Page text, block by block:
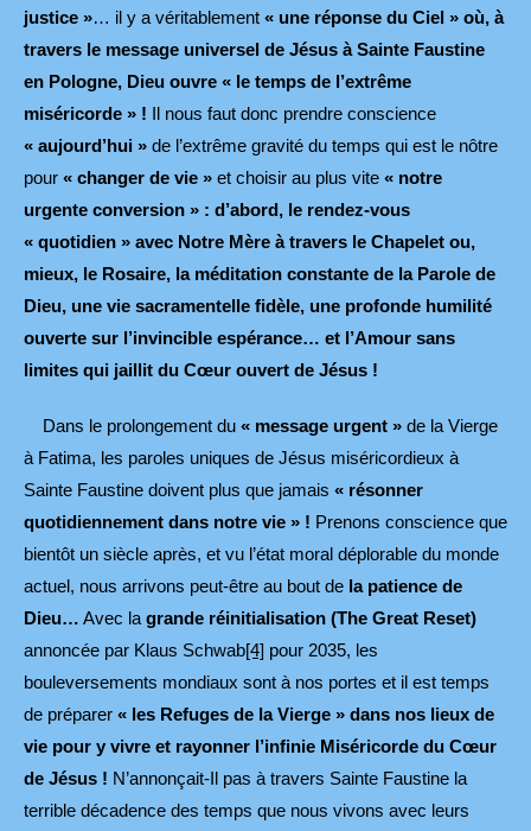
justice »… il y a véritablement « une réponse du Ciel » où, à
travers le message universel de Jésus à Sainte Faustine
en Pologne, Dieu ouvre « le temps de l’extrême
miséricorde » !
Il nous faut donc prendre conscience
« aujourd’hui » de l’extrême gravité du temps qui est le nôtre
pour « changer de vie » et choisir au plus vite « notre
urgente conversion » : d’abord, le rendez-vous
« quotidien » avec Notre Mère à travers le Chapelet ou,
mieux, le Rosaire, la méditation constante de la Parole de
Dieu, une vie sacramentelle fidèle, une profonde humilité
ouverte sur l’invincible espérance… et l’Amour sans
limites qui jaillit du Cœur ouvert de Jésus !
Dans le prolongement du « message urgent » de la Vierge
à Fatima, les paroles uniques de Jésus miséricordieux à
Sainte Faustine doivent plus que jamais « résonner
quotidiennement dans notre vie » ! Prenons conscience que
bientôt un siècle après, et vu l’état moral déplorable du monde
actuel, nous arrivons peut-être au bout de la patience de
Dieu… Avec lagrande réinitialisation (The Great Reset)
annoncée par Klaus Schwab[4] pour 2035, les
bouleversements mondiaux sont à nos portes et il est temps
de préparer « les Refuges de la Vierge » dans nos lieux de
vie pour y vivre et rayonner l’infinie Miséricorde du Cœur
de Jésus ! N’annonçait-Il pas à travers Sainte Faustine la
terrible décadence des temps que nous vivons avec leurs